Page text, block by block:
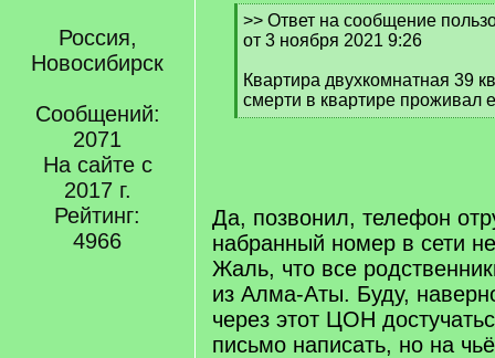
Россия,
Новосибирск
Сообщений:
2071
На сайте с
2017 г.
Рейтинг:
4966
[
q
>> Ответ на сообщение
от 3 ноября 2021 9:26
Квартира двухкомнатная 39
смерти в квартире проживал
[
Да, позвонил, телефон
набранный номер в сети
Жаль, что все
из Алма-Аты. Буду,
через этот ЦОН
письмо написать, но на